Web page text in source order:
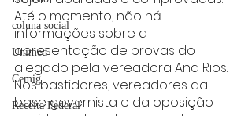
coluna social
Unimed
Cemig
Receita Federal
Até o momento, não há
informações sobre a
apresentação de provas do
alegado pela vereadora Ana Rios.
Nos bastidores, vereadores da
base governista e da oposição